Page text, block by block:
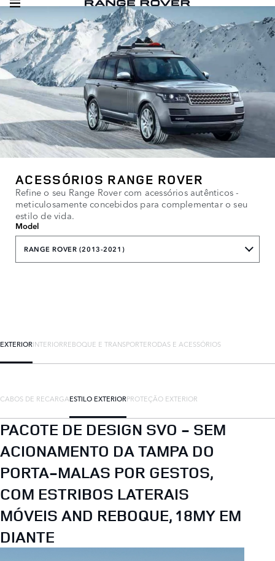
ACESSÓRIOS RANGE ROVER
Refine o seu Range Rover com acessórios autênticos -
meticulosamente concebidos para complementar o seu
estilo de vida.
Model
RANGE ROVER (2013-2021)
EXTERIORINTERIORREBOQUE E TRANSPORTERODAS E ACESSÓRIOS
CABOS DE RECARGAESTILO EXTERIORPROTEÇÃO EXTERIOR
PACOTE DE DESIGN SVO - SEM
ACIONAMENTO DA TAMPA DO
PORTA-MALAS POR GESTOS,
COM ESTRIBOS LATERAIS
MÓVEIS AND REBOQUE, 18MY EM
DIANTE